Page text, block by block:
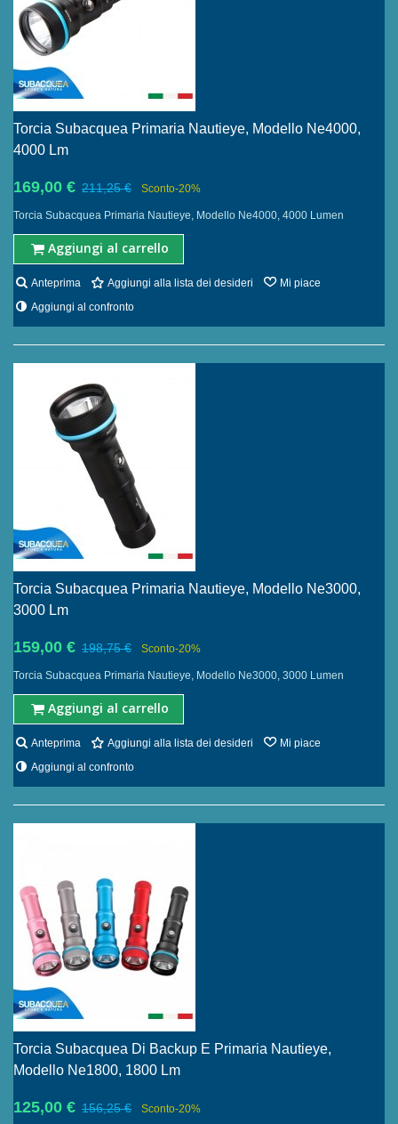
Torcia Subacquea Primaria Nautieye, Modello Ne4000,
4000 Lm
169,00 € 211,25 € Sconto-20%
Torcia Subacquea Primaria Nautieye, Modello Ne4000, 4000 Lumen
Aggiungi al carrello
Anteprima Aggiungi alla lista dei desideri
Mi piace
Aggiungi al confronto
Torcia Subacquea Primaria Nautieye, Modello Ne3000,
3000 Lm
159,00 € 198,75 € Sconto-20%
Torcia Subacquea Primaria Nautieye, Modello Ne3000, 3000 Lumen
Aggiungi al carrello
Anteprima Aggiungi alla lista dei desideri
Mi piace
Aggiungi al confronto
Torcia Subacquea Di Backup E Primaria Nautieye,
Modello Ne1800, 1800 Lm
125,00 € 156,25 € Sconto-20%